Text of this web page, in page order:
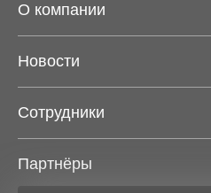
О компании
Новости
Сотрудники
Партнёры